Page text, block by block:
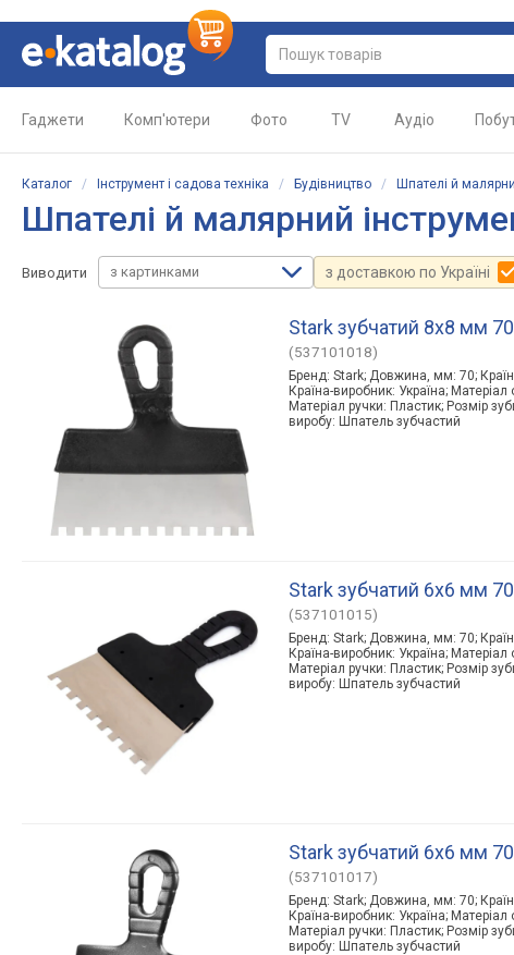
Гаджети Комп'ютери Фото TV Аудіо
Каталог / Інструмент і садова техніка / Будівництво / Шпателі й
Шпателі й малярний
Виводити з картинками з доставкою по Україні
Stark зубчатий 8х8 мм
(537101018)
Бренд: Stark; Довжина, мм: 70;
Країна-виробник: Україна;
Матеріал ручки: Пластик; Розмір
виробу: Шпатель зубчастий
Stark зубчатий 6х6 мм
(537101015)
Бренд: Stark; Довжина, мм: 70;
Країна-виробник: Україна;
Матеріал ручки: Пластик; Розмір
виробу: Шпатель зубчастий
Stark зубчатий 6х6 мм
(537101017)
Бренд: Stark; Довжина, мм: 70;
Країна-виробник: Україна;
Матеріал ручки: Пластик; Розмір
виробу: Шпатель зубчастий